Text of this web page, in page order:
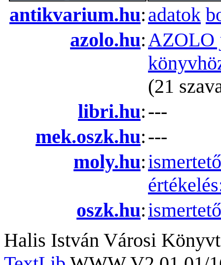
antikvarium.hu:adatok
azolo.hu:AZOLO
(21
libri.hu:---
mek.oszk.hu:---
moly.hu:ismertető
oszk.hu:ismertető
Halis István Városi